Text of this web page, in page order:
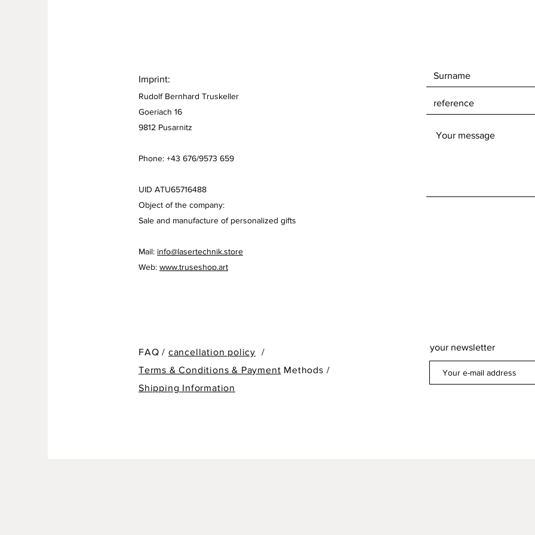
Imprint:
Rudolf Bernhard Truskeller
Goeriach 16
9812 Pusarnitz
Phone: +43 676/9573 659
UID ATU65716488
Object of the company:
Sale and manufacture of personalized gifts
Mail: info@lasertechnik.store
Web: www.truseshop.art
FAQ / cancellation policy
/
Terms & Conditions & Payment Methods /
Shipping Information
your newsletter